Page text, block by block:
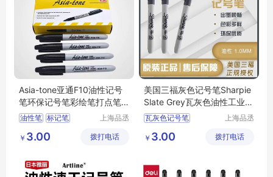
Asia-tone亚通F10油性记号
笔环保记号笔彩绘笔打点笔
标记笔1.0MM
油性笔 标记笔
上海品丞
公司
￥ 3.00 拨打电话
美国三福灰色记号笔Sharpie
Slate Grey瓦灰色油性工业记
号笔1MM
瓦灰色记号笔
上海品丞
公司
￥ 3.00 拨打电话